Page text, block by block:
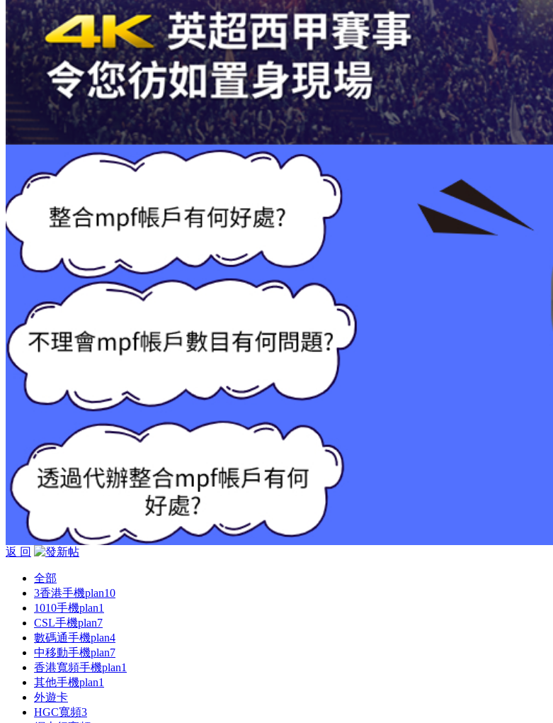
返 回
全部
3香港手機plan10
1010手機plan1
CSL手機plan7
數碼通手機plan4
中移動手機plan7
香港寬頻手機plan1
其他手機plan1
外遊卡
HGC寬頻3